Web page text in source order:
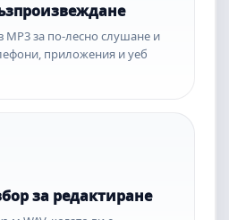
MP3 за по-лесно слушане и
приложения и уеб
за редактиране